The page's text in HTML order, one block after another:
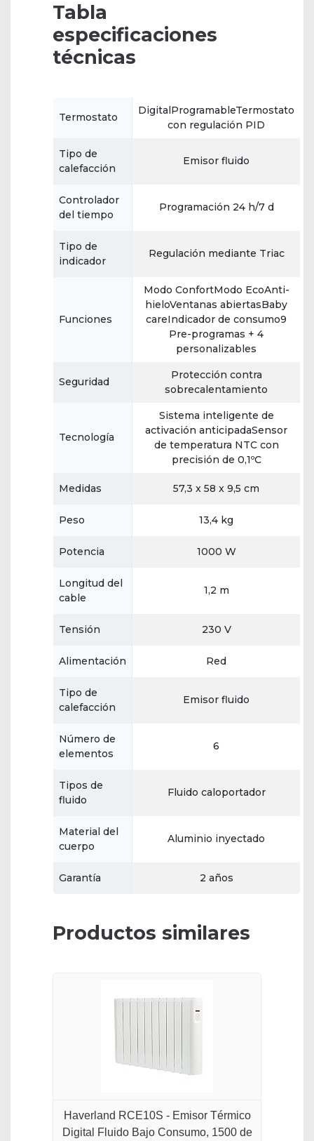
Tabla
especificaciones
técnicas
Termostato
DigitalProgramableTermostato
con regulación PID
Tipo de
calefacción
Emisor fluido
Controlador
del tiempo
Programación 24 h/7 d
Tipo de
indicador
Regulación mediante Triac
Funciones
Modo ConfortModo EcoAnti-
hieloVentanas abiertasBaby
careIndicador de consumo9
Pre-programas + 4
personalizables
Seguridad
Protección contra
sobrecalentamiento
Tecnología
Sistema inteligente de
activación anticipadaSensor
de temperatura NTC con
precisión de 0,1ºC
Medidas 57,3 x 58 x 9,5 cm
Peso 13,4 kg
Potencia 1000 W
Longitud del
cable
1,2 m
Tensión 230 V
Alimentación Red
Tipo de
calefacción
Emisor fluido
Número de
elementos
6
Tipos de
fluido
Fluido caloportador
Material del
cuerpo
Aluminio inyectado
Garantía 2 años
Productos similares
Haverland RCE10S - Emisor Térmico
Digital Fluido Bajo Consumo, 1500 de